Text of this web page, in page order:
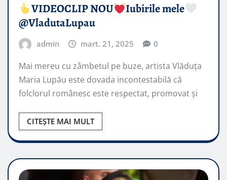
VIDEOCLIP NOU
Iubirile mele
@VladutaLupau
admin mart. 21, 2025 0
Mai mereu cu zâmbetul pe buze, artista Vlăduța
Maria Lupău este dovada incontestabilă că
folclorul românesc este respectat, promovat şi
CITEȘTE MAI MULT